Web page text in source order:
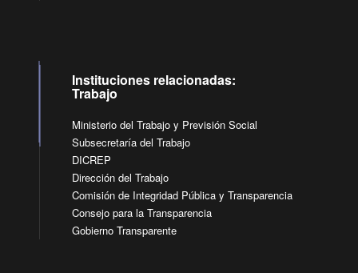
Instituciones relacionadas:
Trabajo
Ministerio del Trabajo y Previsión Social
Subsecretaría del Trabajo
DICREP
Dirección del Trabajo
Comisión de Integridad Pública y Transparencia
Consejo para la Transparencia
Gobierno Transparente